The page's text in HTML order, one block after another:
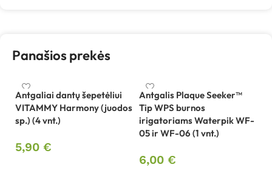
Panašios prekės
Antgaliai dantų šepetėliui
VITAMMY Harmony (juodos
sp.) (4 vnt.)
5,90 €
Antgalis Plaque Seeker™
Tip WPS burnos
irigatoriams Waterpik WF-
05 ir WF-06 (1 vnt.)
6,00 €